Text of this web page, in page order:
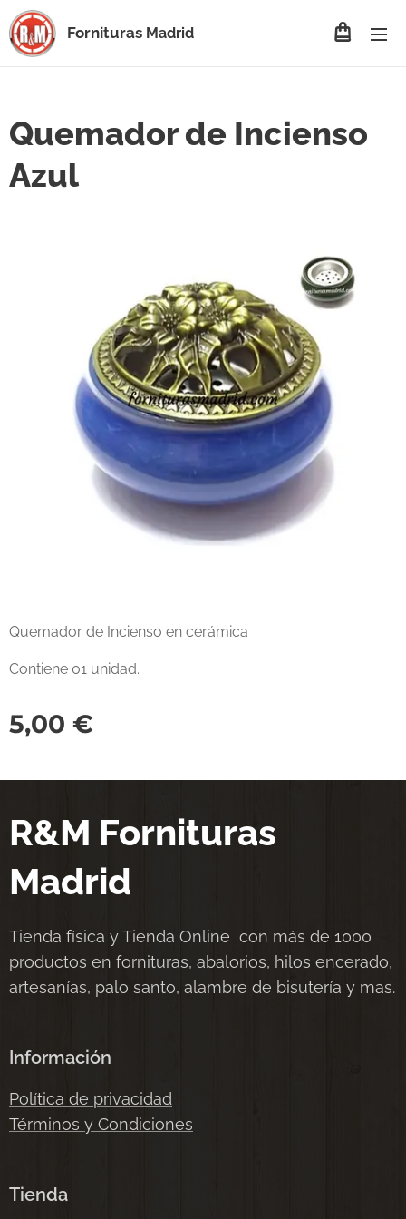
Fornituras Madrid
Quemador de Incienso
Azul
Quemador de Incienso en cerámica
Contiene 01 unidad.
5,00 €
R&M Fornituras
Madrid
Tienda física y Tienda Online con más de 1000
productos en fornituras, abalorios, hilos encerado,
artesanías, palo santo, alambre de bisutería y mas.
Información
Política de privacidad
Términos y Condiciones
Tienda